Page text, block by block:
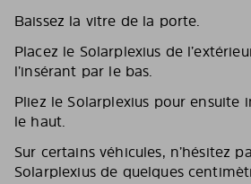
Baissez la vitre de la porte.
Placez le Solarplexius de
l’insérant par le bas.
Pliez le Solarplexius pour ensuite
le haut.
Sur certains véhicules, n’hésitez
Solarplexius de quelques